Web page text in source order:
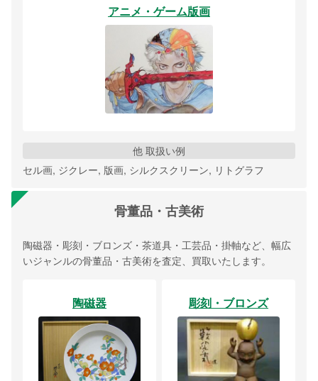
アニメ・ゲーム版画
他 取扱い例
セル画, ジクレー, 版画, シルクスクリーン, リトグラフ
骨董品・古美術
陶磁器・彫刻・ブロンズ・茶道具・工芸品・掛軸など、幅広
いジャンルの骨董品・古美術を査定、買取いたします。
陶磁器 彫刻・ブロンズ